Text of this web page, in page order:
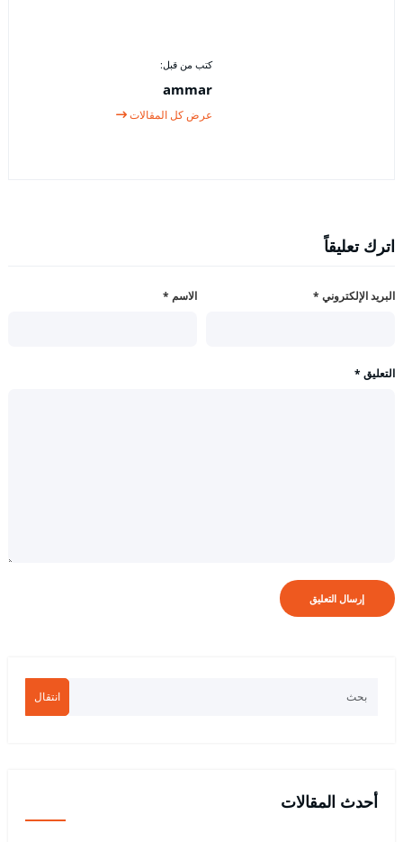
كتب من قبل:
ammar
عرض كل المقالات
اترك تعليقاً
الاسم * البريد الإلكتروني *
التعليق *
انتقال
أحدث المقالات